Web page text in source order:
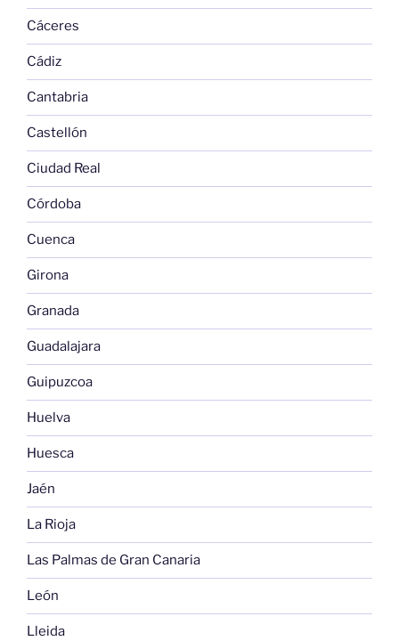
Cáceres
Cádiz
Cantabria
Castellón
Ciudad Real
Córdoba
Cuenca
Girona
Granada
Guadalajara
Guipuzcoa
Huelva
Huesca
Jaén
La Rioja
Las Palmas de Gran Canaria
León
Lleida